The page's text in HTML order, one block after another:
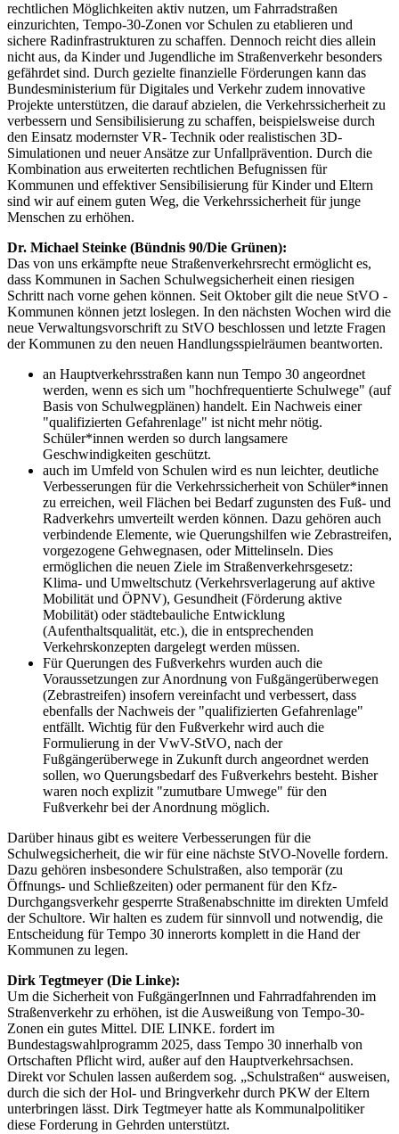
rechtlichen Möglichkeiten aktiv nutzen, um Fahrradstraßen
einzurichten, Tempo-30-Zonen vor Schulen zu etablieren und
sichere Radinfrastrukturen zu schaffen. Dennoch reicht dies allein
nicht aus, da Kinder und Jugendliche im Straßenverkehr besonders
gefährdet sind. Durch gezielte finanzielle Förderungen kann das
Bundesministerium für Digitales und Verkehr zudem innovative
Projekte unterstützen, die darauf abzielen, die Verkehrssicherheit zu
verbessern und Sensibilisierung zu schaffen, beispielsweise durch
den Einsatz modernster VR- Technik oder realistischen 3D-
Simulationen und neuer Ansätze zur Unfallprävention. Durch die
Kombination aus erweiterten rechtlichen Befugnissen für
Kommunen und effektiver Sensibilisierung für Kinder und Eltern
sind wir auf einem guten Weg, die Verkehrssicherheit für junge
Menschen zu erhöhen.
Dr. Michael Steinke (Bündnis 90/Die Grünen):
Das von uns erkämpfte neue Straßenverkehrsrecht ermöglicht es,
dass Kommunen in Sachen Schulwegsicherheit einen riesigen
Schritt nach vorne gehen können. Seit Oktober gilt die neue StVO -
Kommunen können jetzt loslegen. In den nächsten Wochen wird die
neue Verwaltungsvorschrift zu StVO beschlossen und letzte Fragen
der Kommunen zu den neuen Handlungsspielräumen beantworten.
an Hauptverkehrsstraßen kann nun Tempo 30 angeordnet
werden, wenn es sich um "hochfrequentierte Schulwege" (auf
Basis von Schulwegplänen) handelt. Ein Nachweis einer
"qualifizierten Gefahrenlage" ist nicht mehr nötig.
Schüler*innen werden so durch langsamere
Geschwindigkeiten geschützt.
auch im Umfeld von Schulen wird es nun leichter, deutliche
Verbesserungen für die Verkehrssicherheit von Schüler*innen
zu erreichen, weil Flächen bei Bedarf zugunsten des Fuß- und
Radverkehrs umverteilt werden können. Dazu gehören auch
verbindende Elemente, wie Querungshilfen wie Zebrastreifen,
vorgezogene Gehwegnasen, oder Mittelinseln. Dies
ermöglichen die neuen Ziele im Straßenverkehrsgesetz:
Klima- und Umweltschutz (Verkehrsverlagerung auf aktive
Mobilität und ÖPNV), Gesundheit (Förderung aktive
Mobilität) oder städtebauliche Entwicklung
(Aufenthaltsqualität, etc.), die in entsprechenden
Verkehrskonzepten dargelegt werden müssen.
Für Querungen des Fußverkehrs wurden auch die
Voraussetzungen zur Anordnung von Fußgängerüberwegen
(Zebrastreifen) insofern vereinfacht und verbessert, dass
ebenfalls der Nachweis der "qualifizierten Gefahrenlage"
entfällt. Wichtig für den Fußverkehr wird auch die
Formulierung in der VwV-StVO, nach der
Fußgängerüberwege in Zukunft durch angeordnet werden
sollen, wo Querungsbedarf des Fußverkehrs besteht. Bisher
waren noch explizit "zumutbare Umwege" für den
Fußverkehr bei der Anordnung möglich.
Darüber hinaus gibt es weitere Verbesserungen für die
Schulwegsicherheit, die wir für eine nächste StVO-Novelle fordern.
Dazu gehören insbesondere Schulstraßen, also temporär (zu
Öffnungs- und Schließzeiten) oder permanent für den Kfz-
Durchgangsverkehr gesperrte Straßenabschnitte im direkten Umfeld
der Schultore. Wir halten es zudem für sinnvoll und notwendig, die
Entscheidung für Tempo 30 innerorts komplett in die Hand der
Kommunen zu legen.
Dirk Tegtmeyer (Die Linke):
Um die Sicherheit von FußgängerInnen und Fahrradfahrenden im
Straßenverkehr zu erhöhen, ist die Ausweißung von Tempo-30-
Zonen ein gutes Mittel. DIE LINKE. fordert im
Bundestagswahlprogramm 2025, dass Tempo 30 innerhalb von
Ortschaften Pflicht wird, außer auf den Hauptverkehrsachsen.
Direkt vor Schulen lassen außerdem sog. „Schulstraßen“ ausweisen,
durch die sich der Hol- und Bringverkehr durch PKW der Eltern
unterbringen lässt. Dirk Tegtmeyer hatte als Kommunalpolitiker
diese Forderung in Gehrden unterstützt.